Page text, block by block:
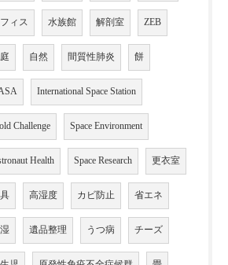
ィス 水族館 解剖室 ZEB
自然 間質性肺炎 餅
International Space Station
Challenge Space Environment
Health Space Research 更衣室
高湿度 カビ防止 省エネ
遺品整理 うつ病 チーズ